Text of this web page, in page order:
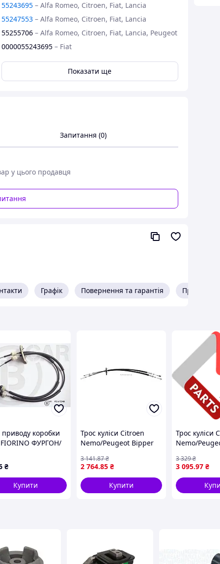
55243695 –Alfa Romeo, Citroen, Fiat, Lancia
55247553 –Alfa Romeo, Citroen, Fiat, Lancia
55255706 –Alfa Romeo, Citroen, Fiat, Lancia, Peugeot
0000055243695 – Fiat
0000055247553–Fiat
Citroen, Fiat, Peugeot
Показати ще
Запитання (0)
у цього продавця
Графік Повернення та гарантія Про
приводу коробки
FIORINO ФУРГОН/
1.3 2009.07 -
₴
Купити
Трос куліси Citroen
Nemo/Peugeot Bipper
2 764.85 ₴
3 141.87₴
Купити
Трос куліси
Nemo/
Крос код
1520099
3 095.97 ₴
3 329₴